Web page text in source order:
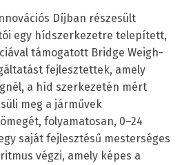
Díjban részesült
egy hídszerkezetre telepített,
támogatott Bridge Weigh-
fejlesztettek, amely
a híd szerkezetén mért
meg a járművek
folyamatosan, 0–24
saját fejlesztésű mesterséges
végzi, amely képes a